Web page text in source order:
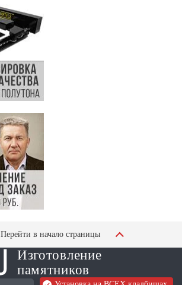
Перейти в начало страницы
Изготовление
памятников